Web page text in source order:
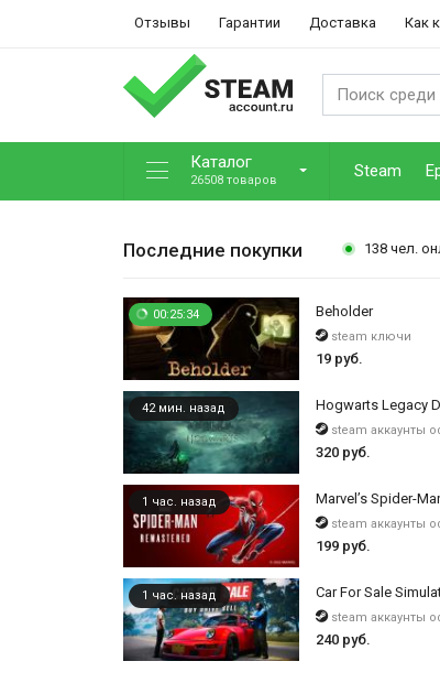
Отзывы Гарантии Доставка Как
Каталог
26508 товаров Steam
Последние покупки 138 чел.
00:25:35 Beholder
steam ключи
19 руб.
42 мин. назад Hogwarts Legacy
steam аккаунты
320 руб.
1 час. назад Marvel’s Spider-
steam аккаунты
199 руб.
1 час. назад Car For Sale
steam аккаунты
240 руб.